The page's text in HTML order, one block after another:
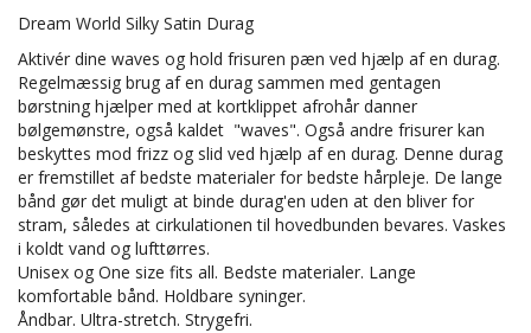
Dream World Silky Satin Durag
Aktivér dine waves og hold frisuren pæn ved hjælp af en durag.
Regelmæssig brug af en durag sammen med gentagen
børstning hjælper med at kortklippet afrohår danner
bølgemønstre, også kaldet "waves". Også andre frisurer kan
beskyttes mod frizz og slid ved hjælp af en durag. Denne durag
er fremstillet af bedste materialer for bedste hårpleje. De lange
bånd gør det muligt at binde durag'en uden at den bliver for
stram, således at cirkulationen til hovedbunden bevares. Vaskes
i koldt vand og lufttørres.
Unisex og One size fits all. Bedste materialer. Lange
komfortable bånd. Holdbare syninger.
Åndbar. Ultra-stretch. Strygefri.